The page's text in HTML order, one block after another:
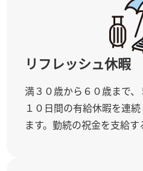
リフレッシュ休暇
満３０歳から６０歳まで
１０日間の有給休暇を連
ます。勤続の祝金を支給す